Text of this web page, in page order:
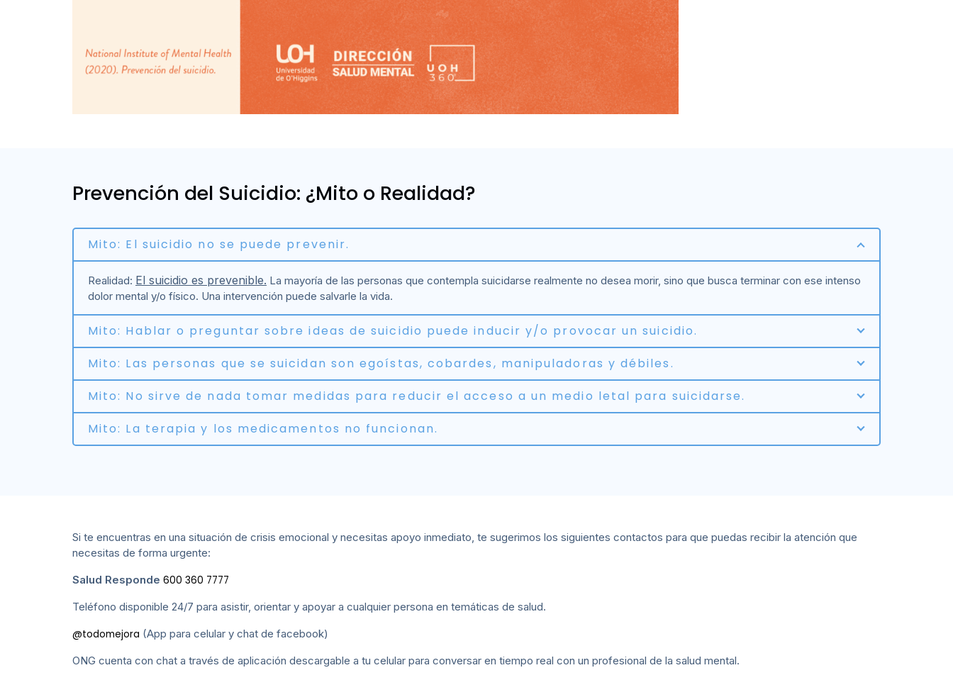
Prevención del Suicidio: ¿Mito o Realidad?
Mito: El suicidio no se puede prevenir.
Realidad: El suicidio es prevenible. La mayoría de las personas que contempla suicidarse realmente no desea morir, sino que busca terminar con ese intenso
dolor mental y/o físico. Una intervención puede salvarle la vida.
Mito: Hablar o preguntar sobre ideas de suicidio puede inducir y/o provocar un suicidio.
Mito: Las personas que se suicidan son egoístas, cobardes, manipuladoras y débiles.
Mito: No sirve de nada tomar medidas para reducir el acceso a un medio letal para suicidarse.
Mito: La terapia y los medicamentos no funcionan.
Si te encuentras en una situación de crisis emocional y necesitas apoyo inmediato, te sugerimos los siguientes contactos para que puedas recibir la atención que
necesitas de forma urgente:
Salud Responde 600 360 7777
Teléfono disponible 24/7 para asistir, orientar y apoyar a cualquier persona en temáticas de salud.
@todomejora (App para celular y chat de facebook)
ONG cuenta con chat a través de aplicación descargable a tu celular para conversar en tiempo real con un profesional de la salud mental.